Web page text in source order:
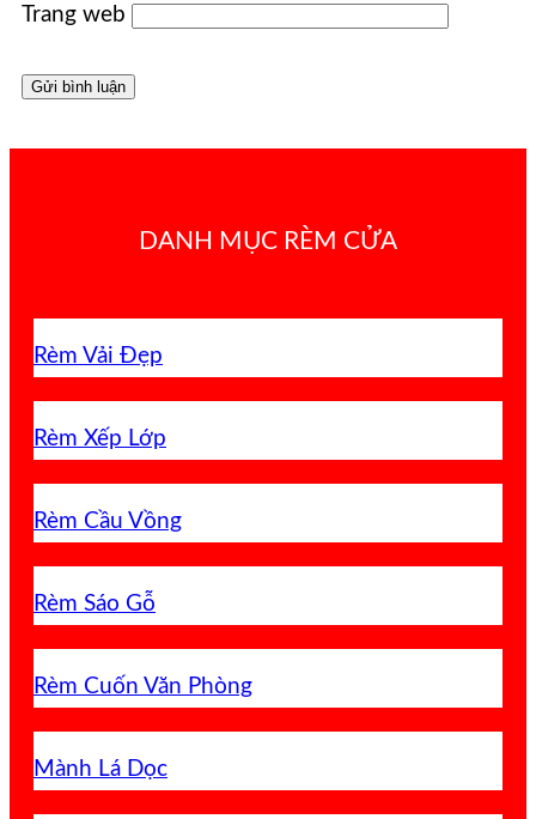
Trang web
DANH MỤC RÈM CỬA
Rèm Vải Đẹp
Rèm Xếp Lớp
Rèm Cầu Vồng
Rèm Sáo Gỗ
Rèm Cuốn Văn Phòng
Mành Lá Dọc